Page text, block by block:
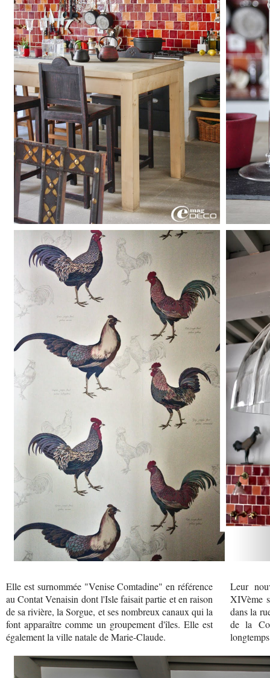
Elle est surnommée "Venise Comtadine" en référence
au Contat Venaisin dont l'Isle faisait partie et en raison
de sa rivière, la Sorgue, et ses nombreux canaux qui la
font apparaître comme un groupement d'îles. Elle est
également la ville natale de Marie-Claude.
Leur
XIVème
dans la
de la